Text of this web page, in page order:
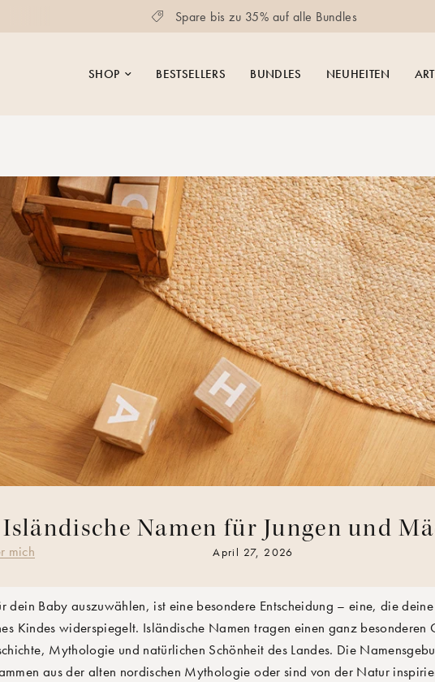
Spare bis zu 35% auf alle Bundles
SHOP BESTSELLERS BUNDLES NEUHEITEN
Isländische Namen für Jungen und
April 27, 2026
MOONBOON-TEAM
mich
dein Baby auszuwählen, ist eine besondere Entscheidung – eine, die
Kindes widerspiegelt. Isländische Namen tragen einen ganz besonderen
Mythologie und natürlichen Schönheit des Landes. Die
aus der alten nordischen Mythologie oder sind von der Natur